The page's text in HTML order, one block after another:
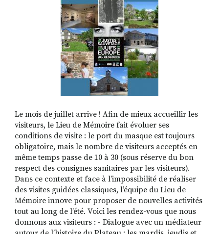
FACEBOOKINSTAGRAM
LINKEDINYOUTUBE
Le mois de juillet arrive ! Afin de mieux accueillir les
visiteurs, le Lieu de Mémoire fait évoluer ses
conditions de visite : le port du masque est toujours
obligatoire, mais le nombre de visiteurs acceptés en
même temps passe de 10 à 30 (sous réserve du bon
respect des consignes sanitaires par les visiteurs).
Dans ce contexte et face à l’impossibilité de réaliser
des visites guidées classiques, l’équipe du Lieu de
Mémoire innove pour proposer de nouvelles activités
tout au long de l’été. Voici les rendez-vous que nous
donnons aux visiteurs : - Dialogue avec un médiateur